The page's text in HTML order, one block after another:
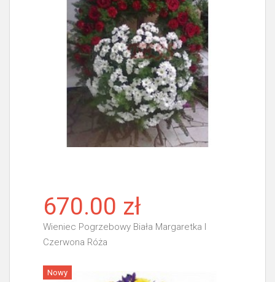
670.00 zł
Wieniec Pogrzebowy Biała Margaretka I
Czerwona Róża
Więcej
Nowy